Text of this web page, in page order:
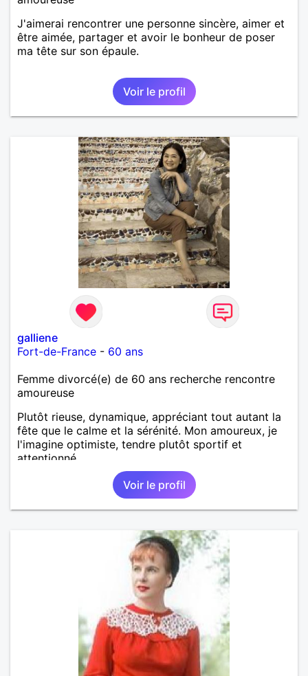
J'aimerai rencontrer une personne sincère, aimer et
être aimée, partager et avoir le bonheur de poser
ma tête sur son épaule.
Voir le profil
galliene
Fort-de-France - 60 ans
Femme divorcé(e) de 60 ans recherche rencontre
amoureuse
Plutôt rieuse, dynamique, appréciant tout autant la
fête que le calme et la sérénité. Mon amoureux, je
l'imagine optimiste, tendre plutôt sportif et
attentionné.
Voir le profil